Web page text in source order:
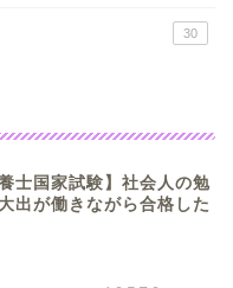
30
養士国家試験】社会人の勉
出が働きながら合格した